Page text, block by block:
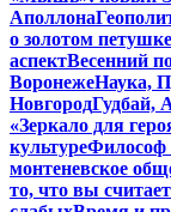
Аполлона
о золотом
аспектВесенний
ВоронежеНаука,
НовгородГудбай,
«Зеркало для
культуреФилософ
монтеневское
то, что вы